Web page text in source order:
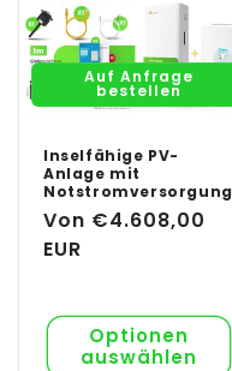
Auf Anfrage
bestellen
Inselfähige PV-
Anlage mit
Notstromversorgung
Normaler
Preis
Von €4.608,00
EUR
Optionen
auswählen